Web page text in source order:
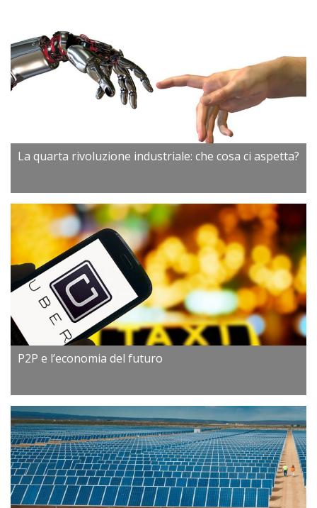
La quarta rivoluzione industriale: che cosa ci aspetta?
P2P e l’economia del futuro